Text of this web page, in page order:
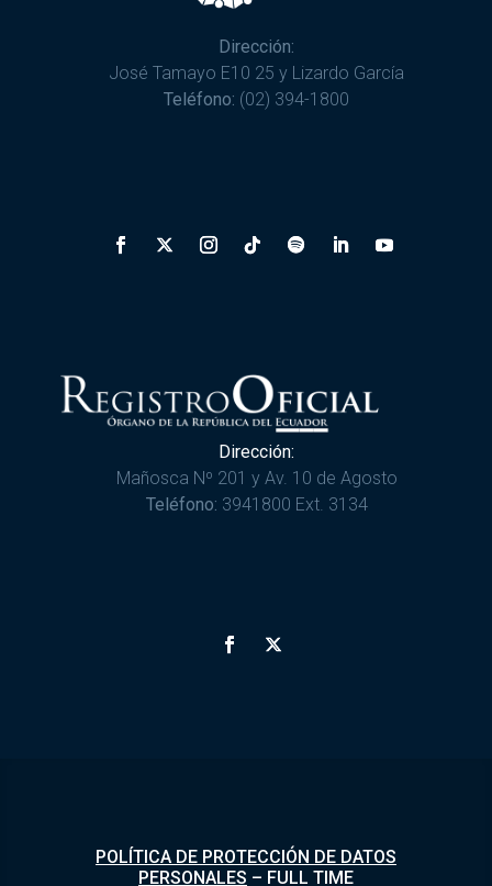
Dirección:
José Tamayo E10 25 y Lizardo García
Teléfono: (02) 394-1800
Dirección:
Mañosca Nº 201 y Av. 10 de Agosto
Teléfono: 3941800 Ext. 3134
POLÍTICA DE PROTECCIÓN DE DATOS
PERSONALES – FULL TIME